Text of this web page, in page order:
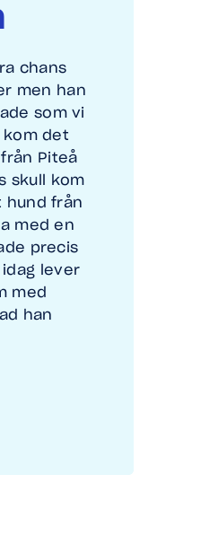
chans
men han
som vi
kom det
Piteå
skull kom
hund från
med en
precis
lever
med
han